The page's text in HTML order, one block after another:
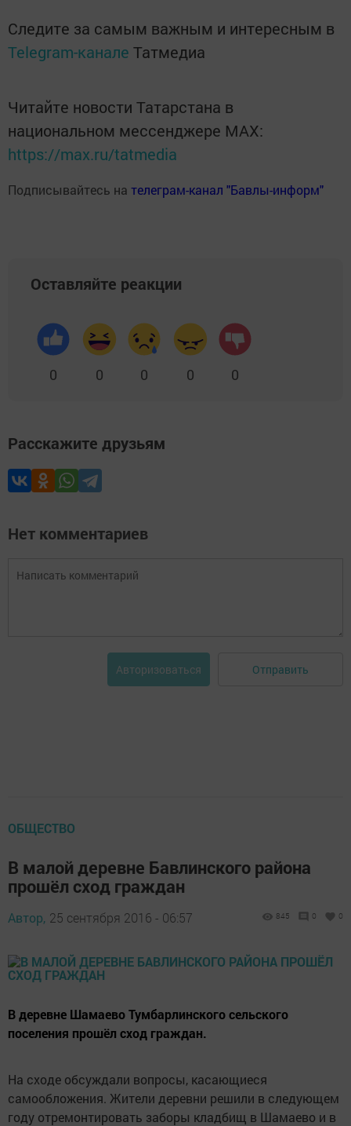
Следите за самым важным и интересным в
Telegram-канале Татмедиа
Читайте новости Татарстана в
национальном мессенджере MАХ:
https://max.ru/tatmedia
Подписывайтесь на телеграм-канал "Бавлы-информ"
Оставляйте реакции
0 0 0 0 0
Расскажите друзьям
Нет комментариев
Авторизоваться Отправить
ОБЩЕСТВО
В малой деревне Бавлинского района
прошёл сход граждан
Автор, 25 сентября 2016 - 06:57 845 0 0
В деревне Шамаево Тумбарлинского сельского
поселения прошёл сход граждан.
На сходе обсуждали вопросы, касающиеся
самообложения. Жители деревни решили в следующем
году отремонтировать заборы кладбищ в Шамаево и в